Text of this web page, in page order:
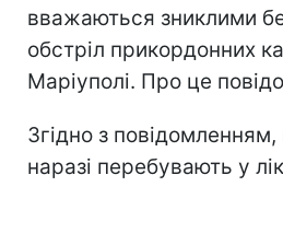
вважаються зниклими
обстріл прикордонних
Маріуполі. Про це
Згідно з
наразі перебувають у